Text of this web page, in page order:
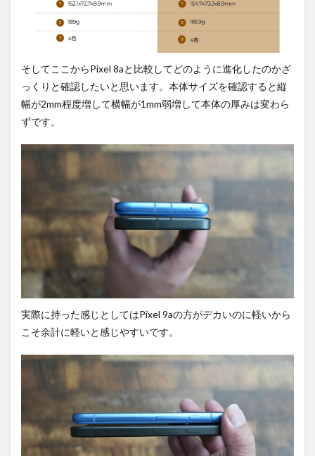
そしてここからPixel 8aと比較してどのように進化したのかざ
っくりと確認したいと思います。本体サイズを確認すると縦
幅が2mm程度増して横幅が1mm弱増して本体の厚みは変わら
ずです。
実際に持った感じとしてはPixel 9aの方がデカいのに軽いから
こそ余計に軽いと感じやすいです。